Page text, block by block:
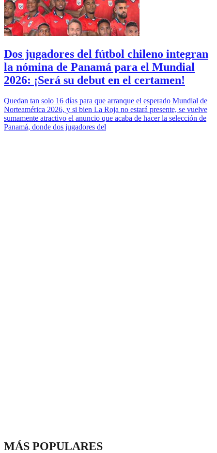
Dos jugadores del fútbol chileno integran
la nómina de Panamá para el Mundial
2026: ¡Será su debut en el certamen!
Quedan tan solo 16 días para que arranque el esperado Mundial de
Norteamérica 2026, y si bien La Roja no estará presente, se vuelve
sumamente atractivo el anuncio que acaba de hacer la selección de
Panamá, donde dos jugadores del
MÁS POPULARES